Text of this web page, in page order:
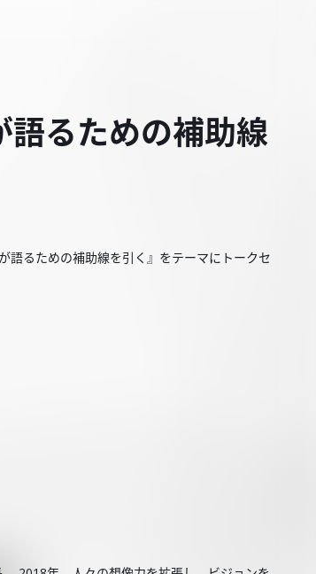
るための補助線
語るための補助線を引く』をテーマにトークセ